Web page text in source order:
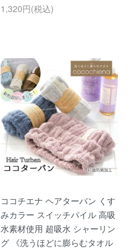
1,320円(税込)
ココチエナ ヘアターバン くす
みカラー スイッチパイル 高吸
水素材使用 超吸水 シャーリン
グ 《洗うほどに膨らむタオル